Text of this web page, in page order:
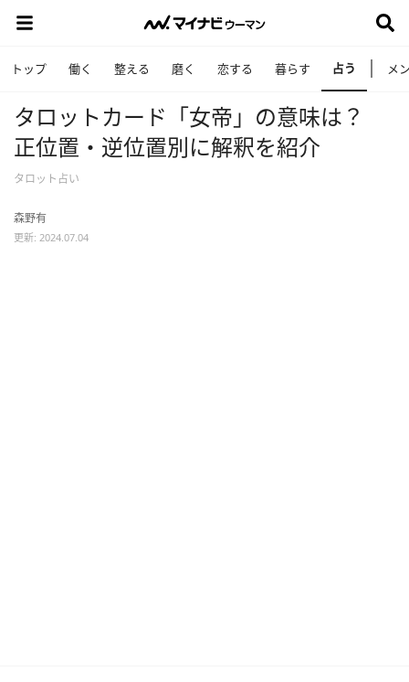
トップ 働く 整える 磨く 恋する 暮らす 占う メ
タロットカード「女帝」の意味は？
正位置・逆位置別に解釈を紹介
タロット占い
森野有
更新: 2024.07.04